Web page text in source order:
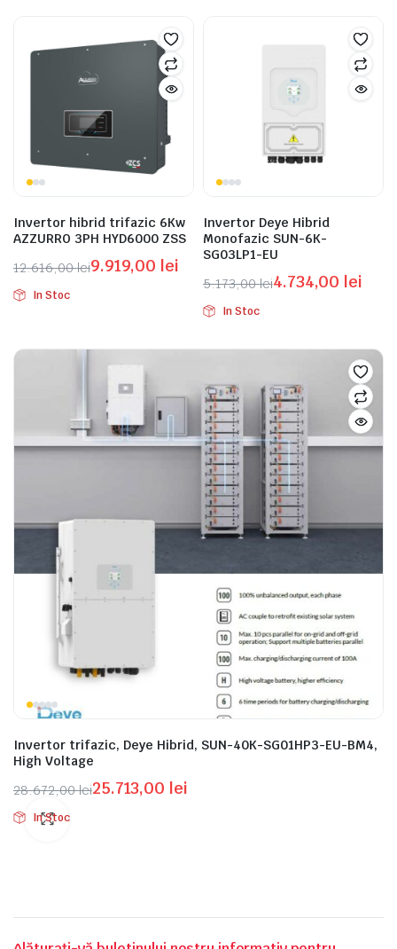
7.423,00 lei.
9.834,00 lei.
Invertor hibrid trifazic 6Kw
AZZURRO 3PH HYD6000 ZSS
12.616,00lei
Prețul
inițial
fost:
12.616,00 lei.
9.919,00 lei
Prețul
curent
9.919,00 lei.
In Stoc
Invertor Deye Hibrid
Monofazic SUN-6K-
SG03LP1-EU
5.173,00lei
Prețul
inițial
5.173,00 lei.
4.734,00 lei
Prețul
curent
In Stoc
Invertor trifazic, Deye Hibrid, SUN-40K-SG01HP3-EU-BM4,
High Voltage
28.672,00lei
Prețul
inițial
25.713,00 lei
Prețul
curent
In Stoc